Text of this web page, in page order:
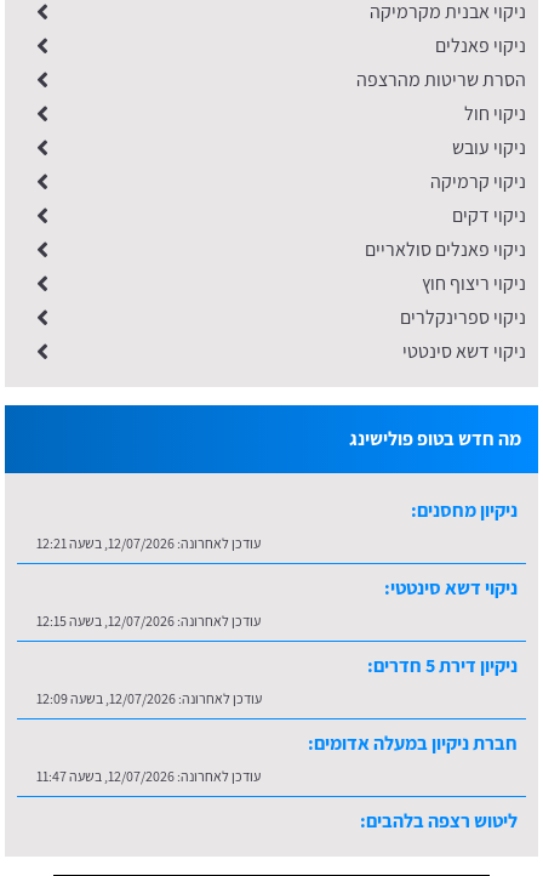
ניקוי אבנית מקרמיקה
ניקוי פאנלים
הסרת שריטות מהרצפה
ניקוי חול
ניקוי עובש
ניקוי קרמיקה
ניקוי דקים
ניקוי פאנלים סולאריים
ניקוי ריצוף חוץ
ניקוי ספרינקלרים
ניקוי דשא סינטטי
מה חדש בטופ פולישינג
ניקיון מחסנים:
עודכן לאחרונה: 12/07/2026, בשעה 12:21
ניקוי דשא סינטטי:
עודכן לאחרונה: 12/07/2026, בשעה 12:15
ניקיון דירת 5 חדרים:
עודכן לאחרונה: 12/07/2026, בשעה 12:09
חברת ניקיון במעלה אדומים:
עודכן לאחרונה: 12/07/2026, בשעה 11:47
ליטוש רצפה בלהבים:
עודכן לאחרונה:16/07/2026, בשעה 10:36